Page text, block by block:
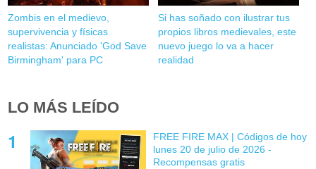
Zombis en el medievo,
supervivencia y físicas
realistas: Anunciado 'God Save
Birmingham' para PC
Si has soñado con ilustrar tus
propios libros medievales, este
nuevo juego lo va a hacer
realidad
LO MÁS LEÍDO
FREE FIRE MAX | Códigos de hoy
lunes 20 de julio de 2026 -
Recompensas gratis